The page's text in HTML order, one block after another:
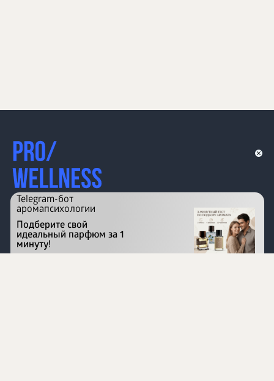
Перейти на сайт
Telegram-бот
аромапсихологии
Подберите свой
идеальный парфюм за 1
минуту!